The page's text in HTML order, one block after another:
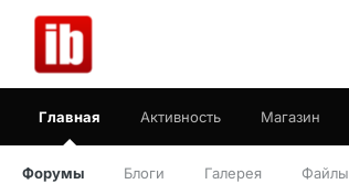
Главная
Форумы Блоги Галерея Файлы
Активность Магазин